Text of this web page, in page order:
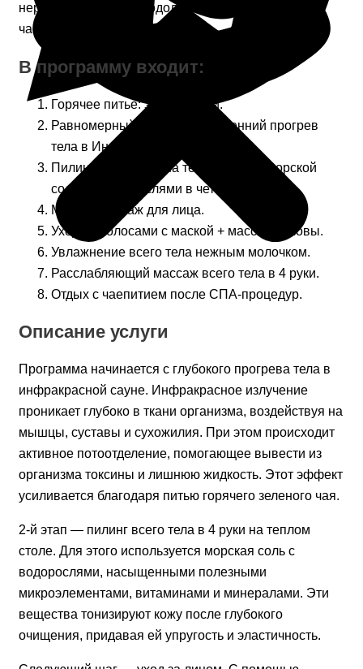
нервной системы. Продолжительность сеанса – 2
часа 10 минут.
В программу входит:
Горячее питье: зеленый чай.
Равномерный глубокий внутренний прогрев
тела в Инфракрасной сауне.
Пилинг всего тела на теплом столе морской
солью с водорослями в четыре руки.
Мягкий гоммаж для лица.
Уход за волосами с маской + массаж головы.
Увлажнение всего тела нежным молочком.
Расслабляющий массаж всего тела в 4 руки.
Отдых с чаепитием после СПА-процедур.
Описание услуги
Программа начинается с глубокого прогрева тела в
инфракрасной сауне. Инфракрасное излучение
проникает глубоко в ткани организма, воздействуя на
мышцы, суставы и сухожилия. При этом происходит
активное потоотделение, помогающее вывести из
организма токсины и лишнюю жидкость. Этот эффект
усиливается благодаря питью горячего зеленого чая.
2-й этап — пилинг всего тела в 4 руки на теплом
столе. Для этого используется морская соль с
водорослями, насыщенными полезными
микроэлементами, витаминами и минералами. Эти
вещества тонизируют кожу после глубокого
очищения, придавая ей упругость и эластичность.